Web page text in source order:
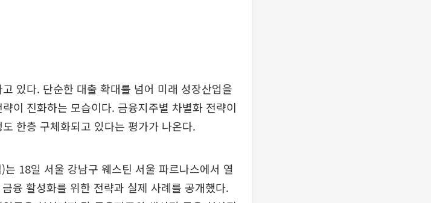
있다. 단순한 대출 확대를 넘어 미래 성장산업을
이 진화하는 모습이다. 금융지주별 차별화 전략이
한층 구체화되고 있다는 평가가 나온다.
는 18일 서울 강남구 웨스틴 서울 파르나스에서 열
융 활성화를 위한 전략과 실제 사례를 공개했다.